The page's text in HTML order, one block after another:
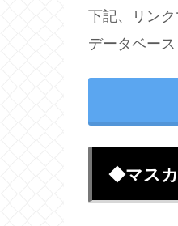
下記、リン
データベー
◆マス